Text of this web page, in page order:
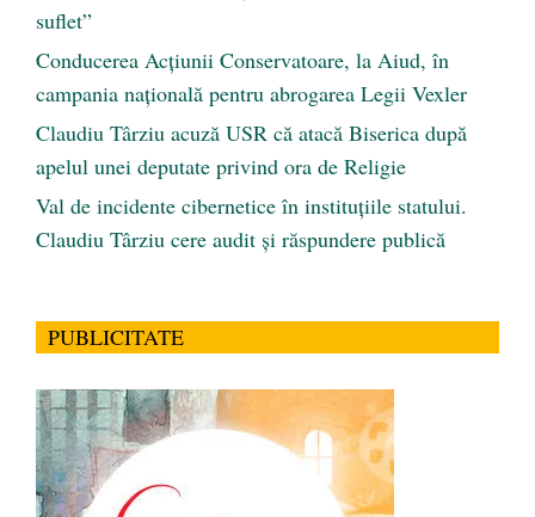
suflet”
Conducerea Acțiunii Conservatoare, la Aiud, în
campania națională pentru abrogarea Legii Vexler
Claudiu Târziu acuză USR că atacă Biserica după
apelul unei deputate privind ora de Religie
Val de incidente cibernetice în instituțiile statului.
Claudiu Târziu cere audit și răspundere publică
PUBLICITATE